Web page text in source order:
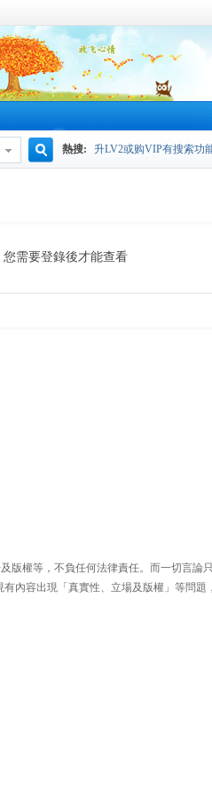
索
熱搜: 升LV2或购VIP有搜索功
您需要登錄後才能查看
權等，不負任何法律責任。而一切言
內容出現「真實性、立場及版權」等問題